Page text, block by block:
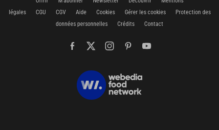
légales
CGU CGV Aide Cookies Gérer les cookies
Protection des
données personnelles
Crédits Contact